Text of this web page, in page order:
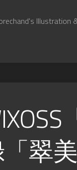
Illustration
翠